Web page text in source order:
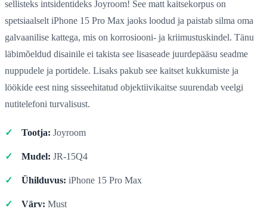
sellisteks intsidentideks Joyroom! See matt kaitsekorpus on
spetsiaalselt iPhone 15 Pro Max jaoks loodud ja paistab silma oma
galvaanilise kattega, mis on korrosiooni- ja kriimustuskindel. Tänu
läbimõeldud disainile ei takista see lisaseade juurdepääsu seadme
nuppudele ja portidele. Lisaks pakub see kaitset kukkumiste ja
löökide eest ning sisseehitatud objektiivikaitse suurendab veelgi
nutitelefoni turvalisust.
Tootja: Joyroom
Mudel: JR-15Q4
Ühilduvus: iPhone 15 Pro Max
Värv: Must